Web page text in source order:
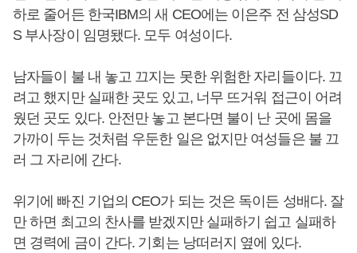
하로 줄어든 한국IBM의 새 CEO에는 이은주 전 삼성SD
S 부사장이 임명됐다. 모두 여성이다.
남자들이 불 내 놓고 끄지는 못한 위험한 자리들이다. 끄
려고 했지만 실패한 곳도 있고, 너무 뜨거워 접근이 어려
웠던 곳도 있다. 안전만 놓고 본다면 불이 난 곳에 몸을
가까이 두는 것처럼 우둔한 일은 없지만 여성들은 불 끄
러 그 자리에 간다.
위기에 빠진 기업의 CEO가 되는 것은 독이든 성배다. 잘
만 하면 최고의 찬사를 받겠지만 실패하기 쉽고 실패하
면 경력에 금이 간다. 기회는 낭떠러지 옆에 있다.